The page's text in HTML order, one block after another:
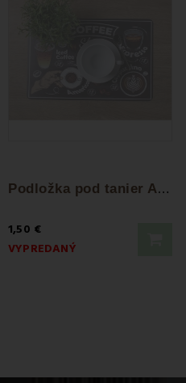
P
odložka pod tanier Americano
1,50 €
VYPREDANÝ